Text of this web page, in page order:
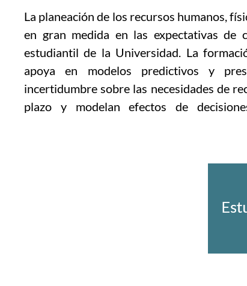
La planeación de los recursos humanos,
en gran medida en las expectativas de
estudiantil de la Universidad. La
apoya en modelos predictivos y
incertidumbre sobre las necesidades de
plazo y modelan efectos de